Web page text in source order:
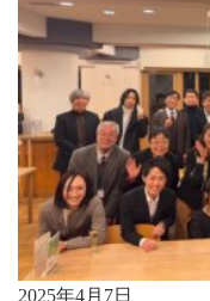
2025年4月7日